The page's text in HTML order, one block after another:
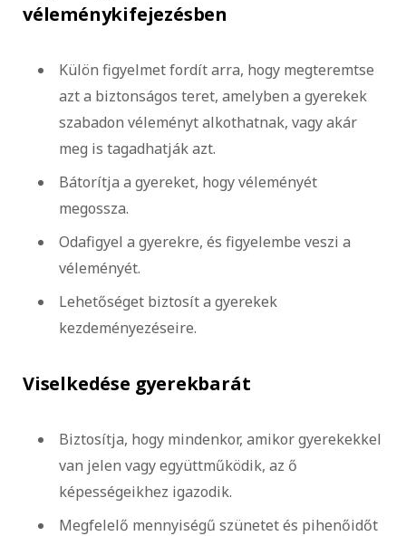
véleménykifejezésben
Külön figyelmet fordít arra, hogy megteremtse
azt a biztonságos teret, amelyben a gyerekek
szabadon véleményt alkothatnak, vagy akár
meg is tagadhatják azt.
Bátorítja a gyereket, hogy véleményét
megossza.
Odafigyel a gyerekre, és figyelembe veszi a
véleményét.
Lehetőséget biztosít a gyerekek
kezdeményezéseire.
Viselkedése gyerekbarát
Biztosítja, hogy mindenkor, amikor gyerekekkel
van jelen vagy együttműködik, az ő
képességeikhez igazodik.
Megfelelő mennyiségű szünetet és pihenőidőt